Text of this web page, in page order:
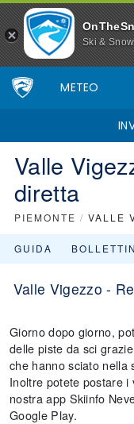
Ski &
METEO
Valle
diretta
PIEMONTE / VALLE
GUIDA
Valle Vigezzo -
Giorno dopo giorno,
delle piste da sci
che hanno sciato nella
Inoltre potete postare
nostra app Skiinfo
Google Play.